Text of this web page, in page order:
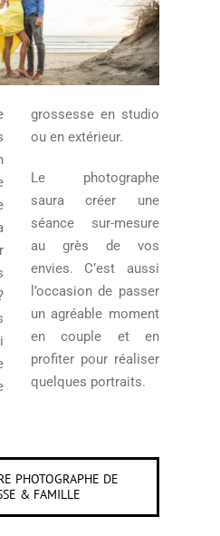
ou en extérieur.
Le photographe
saura créer une
séance sur-mesure
au grès de vos
envies. C’est aussi
l’occasion de passer
un agréable moment
en couple et en
profiter pour réaliser
quelques portraits.
PHOTOGRAPHE DE
& FAMILLE